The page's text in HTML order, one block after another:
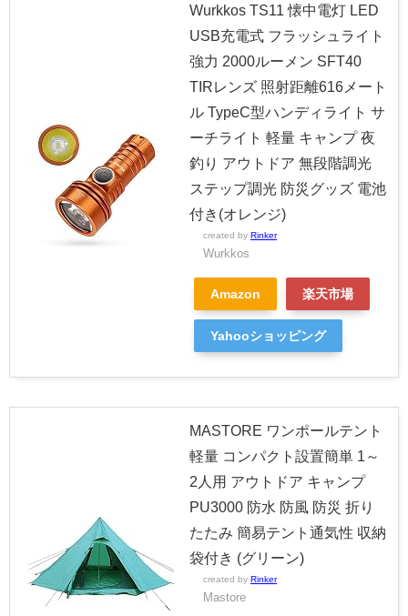
Wurkkos TS11 懐中電灯 LED
USB充電式 フラッシュライト
強力 2000ルーメン SFT40
TIRレンズ 照射距離616メート
ル TypeC型ハンディライト サ
ーチライト 軽量 キャンプ 夜
釣り アウトドア 無段階調光
ステップ調光 防災グッズ 電池
付き(オレンジ)
created by Rinker
Wurkkos
Amazon 楽天市場
Yahooショッピング
MASTORE ワンポールテント
軽量 コンパクト設置簡単 1～
2人用 アウトドア キャンプ
PU3000 防水 防風 防災 折り
たたみ 簡易テント通気性 収納
袋付き (グリーン)
created by Rinker
Mastore